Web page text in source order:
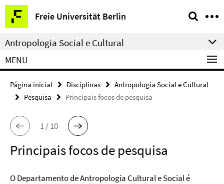
Springe
direkt
zu
Inhalt
Freie Universität Berlin
Serviço
de
navegação
Antropologia Social e Cultural
MENU
Página inicial Disciplinas
Antropologia Social e Cultural
Pesquisa
Principais focos de pesquisa
1 / 10
Principais focos de pesquisa
O Departamento de Antropologia Cultural e Social é